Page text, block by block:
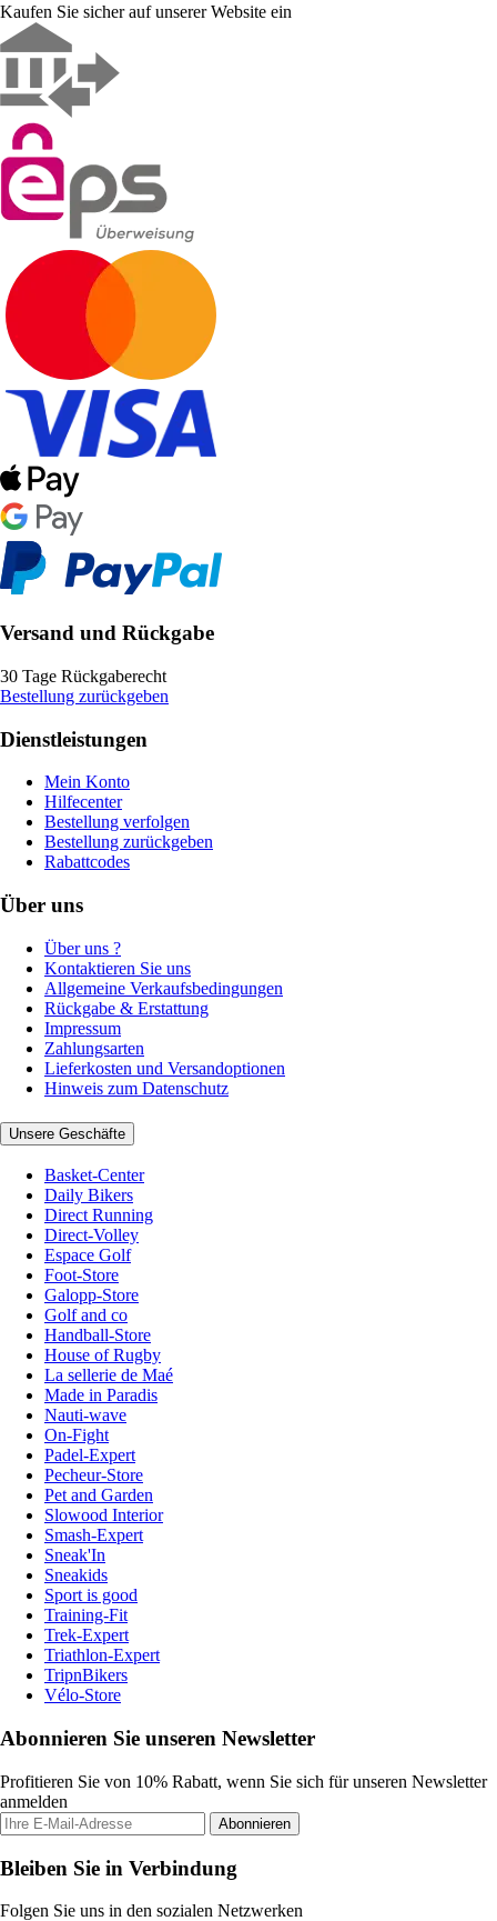
Kaufen Sie sicher auf unserer Website ein
Versand und Rückgabe
30 Tage Rückgaberecht
Bestellung zurückgeben
Dienstleistungen
Mein Konto
Hilfecenter
Bestellung verfolgen
Bestellung zurückgeben
Rabattcodes
Über uns
Über uns ?
Kontaktieren Sie uns
Allgemeine Verkaufsbedingungen
Rückgabe & Erstattung
Impressum
Zahlungsarten
Lieferkosten und Versandoptionen
Hinweis zum Datenschutz
Unsere Geschäfte
Basket-Center
Daily Bikers
Direct Running
Direct-Volley
Espace Golf
Foot-Store
Galopp-Store
Golf and co
Handball-Store
House of Rugby
La sellerie de Maé
Made in Paradis
Nauti-wave
On-Fight
Padel-Expert
Pecheur-Store
Pet and Garden
Slowood Interior
Smash-Expert
Sneak'In
Sneakids
Sport is good
Training-Fit
Trek-Expert
Triathlon-Expert
TripnBikers
Vélo-Store
Abonnieren Sie unseren Newsletter
Profitieren Sie von 10% Rabatt, wenn Sie sich für unseren Newsletter
anmelden
Abonnieren
Bleiben Sie in Verbindung
Folgen Sie uns in den sozialen Netzwerken